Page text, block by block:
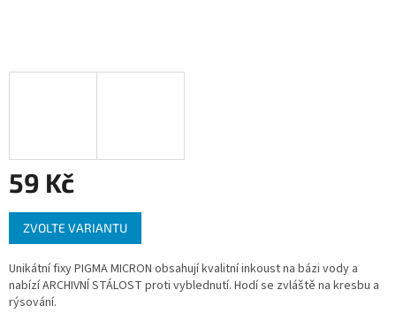
59 Kč
Měrná
cena:
ZVOLTE VARIANTU
Unikátní fixy PIGMA MICRON obsahují kvalitní inkoust na bázi vody a
nabízí ARCHIVNÍ STÁLOST proti vyblednutí. Hodí se zvláště na kresbu a
rýsování.